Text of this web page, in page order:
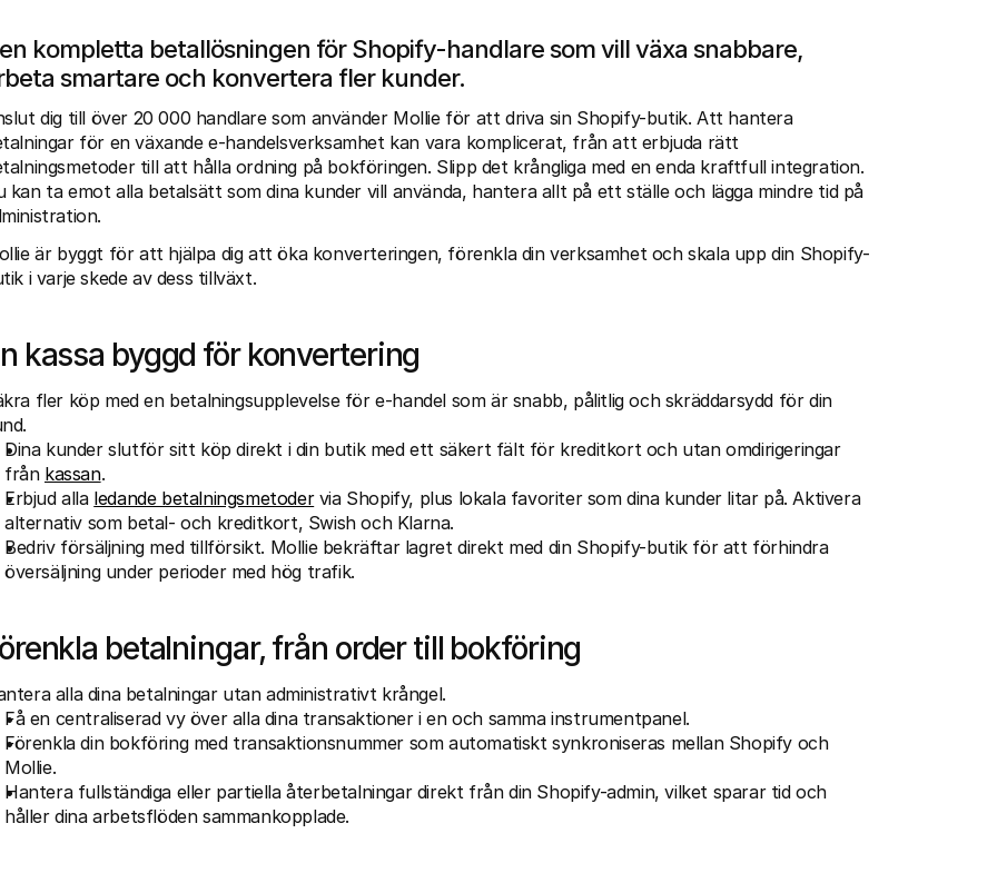
kompletta betallösningen för Shopify-handlare som vill växa snabbare,
smartare och konvertera fler kunder.
dig till över 20 000 handlare som använder Mollie för att driva sin Shopify-butik. Att hantera
för en växande e-handelsverksamhet kan vara komplicerat, från att erbjuda rätt
till att hålla ordning på bokföringen. Slipp det krångliga med en enda kraftfull integration.
kan ta emot alla betalsätt som dina kunder vill använda, hantera allt på ett ställe och lägga mindre tid på
är byggt för att hjälpa dig att öka konverteringen, förenkla din verksamhet och skala upp din Shopify-
i varje skede av dess tillväxt.
kassa byggd för konvertering
fler köp med en betalningsupplevelse för e-handel som är snabb, pålitlig och skräddarsydd för din
Dina kunder slutför sitt köp direkt i din butik med ett säkert fält för kreditkort och utan omdirigeringar
från kassan.
Erbjud alla ledande betalningsmetoder via Shopify, plus lokala favoriter som dina kunder litar på. Aktivera
alternativ som betal- och kreditkort, Swish och Klarna.
Bedriv försäljning med tillförsikt. Mollie bekräftar lagret direkt med din Shopify-butik för att förhindra
översäljning under perioder med hög trafik.
betalningar, från order till bokföring
alla dina betalningar utan administrativt krångel.
Få en centraliserad vy över alla dina transaktioner i en och samma instrumentpanel.
Förenkla din bokföring med transaktionsnummer som automatiskt synkroniseras mellan Shopify och
Mollie.
Hantera fullständiga eller partiella återbetalningar direkt från din Shopify-admin, vilket sparar tid och
håller dina arbetsflöden sammankopplade.